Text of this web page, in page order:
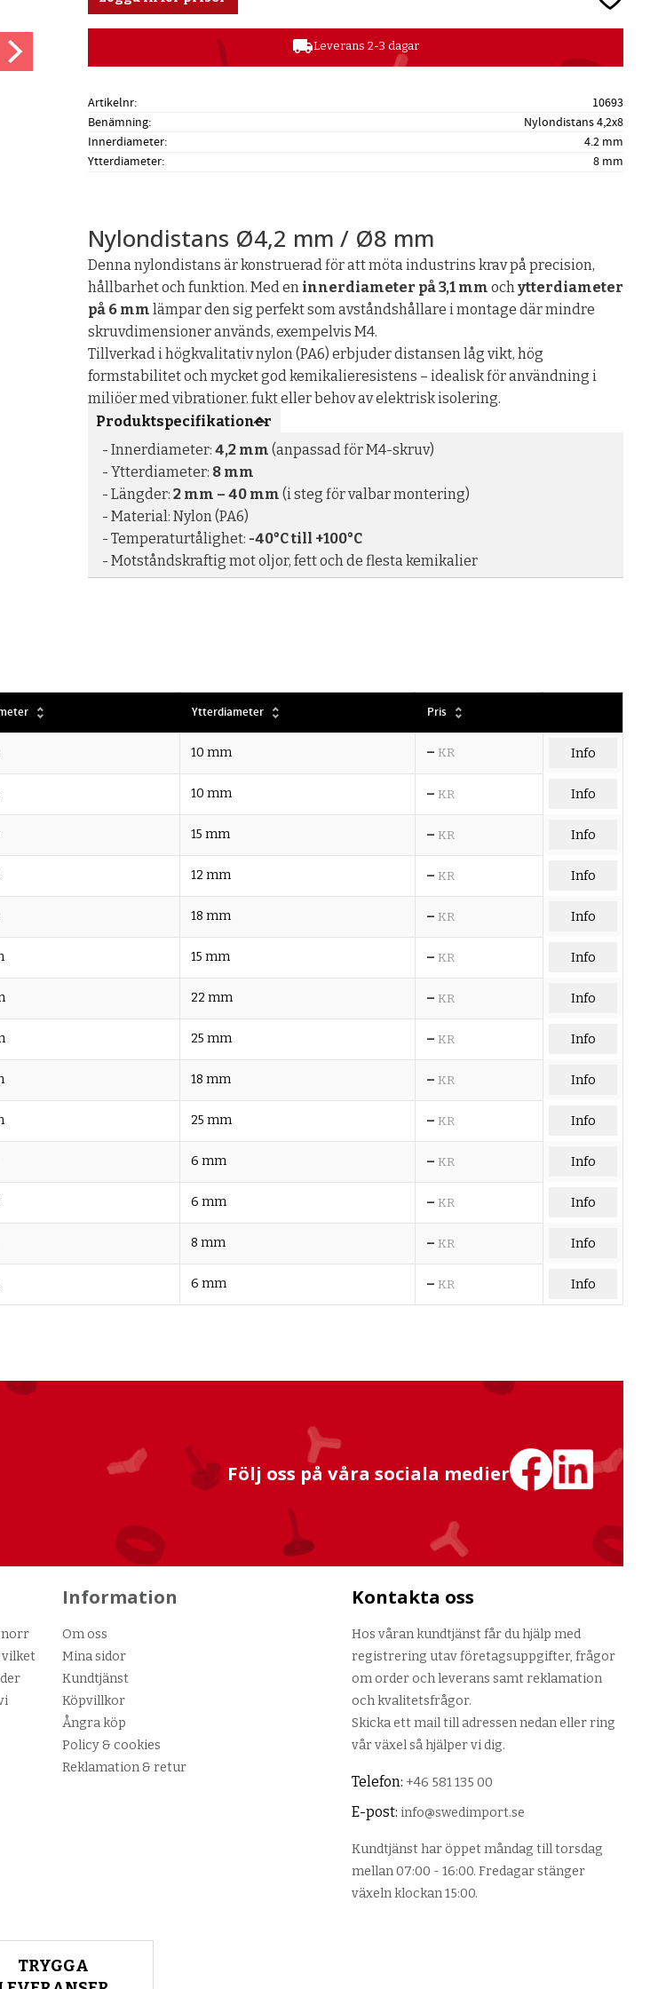
local_shippingLeverans 2-3 dagar
Artikelnr
10693
Benämning
Nylondistans 4,2x8
Innerdiameter
4.2 mm
Ytterdiameter
8 mm
Nylondistans Ø4,2 mm / Ø8 mm
Denna nylondistans är konstruerad för att möta industrins krav på precision,
hållbarhet och funktion. Med en innerdiameter på 3,1 mm ochytterdiameter
på 6 mm lämpar den sig perfekt som avståndshållare i montage där mindre
skruvdimensioner används, exempelvis M4.
Tillverkad i högkvalitativ nylon (PA6) erbjuder distansen låg vikt, hög
formstabilitet och mycket god kemikalieresistens – idealisk för användning i
miljöer med vibrationer, fukt eller behov av elektrisk isolering.
Produktspecifikationer
- Innerdiameter: 4,2 mm (anpassad för M4-skruv)
- Ytterdiameter: 8 mm
- Längder: 2 mm – 40 mm (i steg för valbar montering)
- Material: Nylon (PA6)
- Temperaturtålighet: -40°C till +100°C
- Motståndskraftig mot oljor, fett och de flesta kemikalier
Ytterdiameter Pris
10 mm – KR Info
10 mm – KR Info
15 mm – KR Info
12 mm – KR Info
18 mm – KR Info
15 mm – KR Info
22 mm – KR Info
25 mm – KR Info
18 mm – KR Info
25 mm – KR Info
6 mm – KR Info
6 mm – KR Info
8 mm – KR Info
6 mm – KR Info
Följ oss på våra sociala medier
norr
Information
Om oss
Mina sidor
Kundtjänst
Köpvillkor
Ångra köp
Policy & cookies
Reklamation & retur
Kontakta oss
Hos våran kundtjänst får du hjälp med
registrering utav företagsuppgifter, frågor
om order och leverans samt reklamation
och kvalitetsfrågor.
Skicka ett mail till adressen nedan eller ring
vår växel så hjälper vi dig.
Telefon: +46 581 135 00
E-post: info@swedimport.se
Kundtjänst har öppet måndag till torsdag
mellan 07:00 - 16:00. Fredagar stänger
växeln klockan 15:00.
TRYGGA